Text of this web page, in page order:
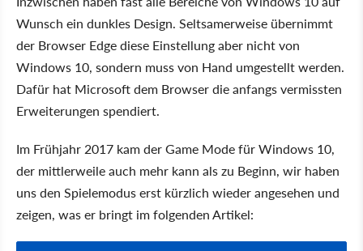
Wunsch ein dunkles Design. Seltsamerweise übernimmt
der Browser Edge diese Einstellung aber nicht von
Windows 10, sondern muss von Hand umgestellt werden.
Dafür hat Microsoft dem Browser die anfangs vermissten
Erweiterungen spendiert.
Im Frühjahr 2017 kam der Game Mode für Windows 10,
der mittlerweile auch mehr kann als zu Beginn, wir haben
uns den Spielemodus erst kürzlich wieder angesehen und
zeigen, was er bringt im folgenden Artikel: